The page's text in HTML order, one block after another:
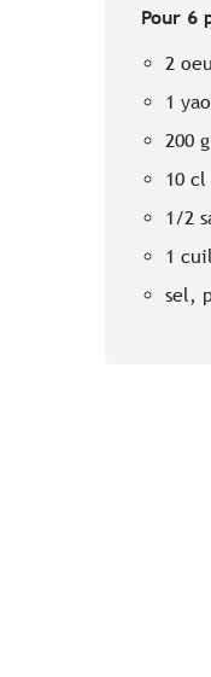
Pour 6
2
1
200
10
1/2
1
sel,